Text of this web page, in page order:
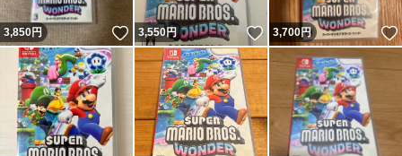
3,850円 いいね！
3,550円 いいね！
3,700円